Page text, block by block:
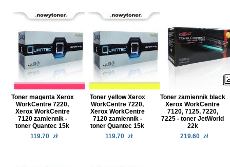
Toner magenta Xerox
WorkCentre 7220,
Xerox WorkCentre
7120 zamiennik -
toner Quantec 15k
119.70 zł
Toner yellow Xerox
WorkCentre 7220,
Xerox WorkCentre
7120 zamiennik -
toner Quantec 15k
119.70 zł
Toner zamiennik black
Xerox WorkCentre
7120, 7125, 7220,
7225 - toner JetWorld
22k
219.60 zł